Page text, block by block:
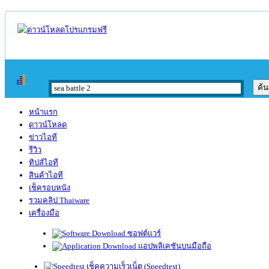
หน้าแรก
ดาวน์โหลด
ข่าวไอที
รีวิว
ทิปส์ไอที
สินค้าไอที
เช็ครอบหนัง
รวมคลิป Thaiware
เครื่องมือ
ซอฟต์แวร์
แอปพลิเคชันบนมือถือ
เช็คความเร็วเน็ต (Speedtest)